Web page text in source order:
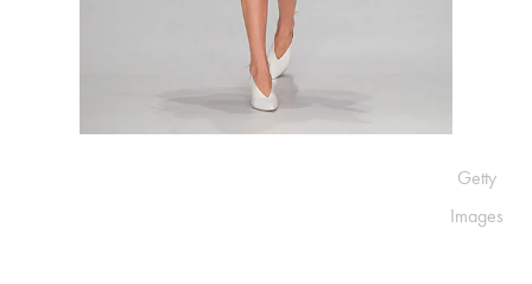
Getty
Images